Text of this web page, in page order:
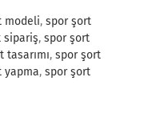
modeli, spor şort
sipariş, spor şort
tasarımı, spor şort
yapma, spor şort